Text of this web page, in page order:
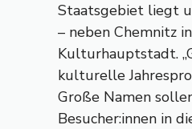
Staatsgebiet liegt
– neben Chemnitz
Kulturhauptstadt.
kulturelle
Große Namen
Besucher:innen in